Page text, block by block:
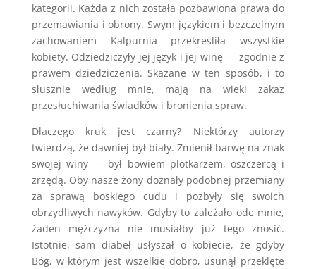
kategorii. Każda z nich została pozbawiona prawa do
przemawiania i obrony. Swym językiem i bezczelnym
zachowaniem Kalpurnia przekreśliła wszystkie
kobiety. Odziedziczyły jej język i jej winę — zgodnie z
prawem dziedziczenia. Skazane w ten sposób, i to
słusznie według mnie, mają na wieki zakaz
przesłuchiwania świadków i bronienia spraw.
Dlaczego kruk jest czarny? Niektórzy autorzy
twierdzą, że dawniej był biały. Zmienił barwę na znak
swojej winy — był bowiem plotkarzem, oszczercą i
zrzędą. Oby nasze żony doznały podobnej przemiany
za sprawą boskiego cudu i pozbyły się swoich
obrzydliwych nawyków. Gdyby to zależało ode mnie,
żaden mężczyzna nie musiałby już tego znosić.
Istotnie, sam diabeł usłyszał o kobiecie, że gdyby
Bóg, w którym jest wszelkie dobro, usunął przeklęte